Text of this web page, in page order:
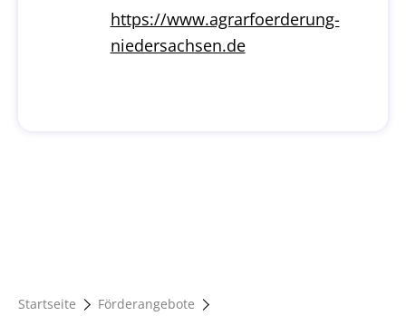
https://www.agrarfoerderung-
niedersachsen.de
Startseite Förderangebote